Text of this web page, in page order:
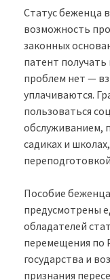
Статус беженца
возможность
законных
патент
проблем нет —
уплачиваются.
пользоваться
обслуживанием,
садиках и
Пособие
предусмотрены
обладателей
перемещения по
государства и
признания